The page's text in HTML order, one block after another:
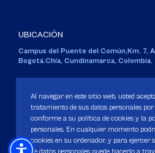
UBICACIÓN
Campus del Puente del Común, Km. 7,
Bogotá.Chía, Cundinamarca, Colombia.
Personería Jurídica:Resolución 130 del 14
Ministerio de Educación Nacional.
Al navegar en este sitio web, usted
tratamiento de sus datos personales
conforme a su política de cookies y la
personales. En cualquier momento
cookies en su ordenador, y para ejercer